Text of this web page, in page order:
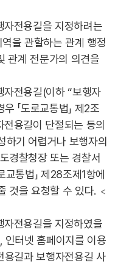
전용길을 지정하려는
을 관할하는 관계 행정
관계 전문가의 의견을
전용길(이하 “보행자
「도로교통법」 제2조
용길이 단절되는 등의
하기 어렵거나 보행자의
경찰청장 또는 경찰서
통법」 제28조제1항에
것을 요청할 수 있다. <
전용길을 지정하였을
인터넷 홈페이지를 이용
용길과 보행자전용길 사